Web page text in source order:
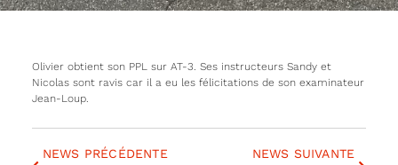
RETOUR AUX NEWS
Olivier obtient son PPL sur AT-3. Ses instructeurs Sandy et
Nicolas sont ravis car il a eu les félicitations de son examinateur
Jean-Loup.
NEWS PRÉCÉDENTE NEWS SUIVANTE